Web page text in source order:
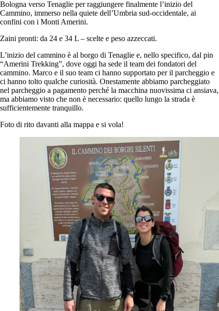
Bologna verso Tenaglie per raggiungere finalmente l’inizio del
Cammino, immerso nella quiete dell’Umbria sud-occidentale, ai
confini con i Monti Amerini.
Zaini pronti: da 24 e 34 L – scelte e peso azzeccati.
L’inizio del cammino è al borgo di Tenaglie e, nello specifico, dal pin
“Amerini Trekking”, dove oggi ha sede il team dei fondatori del
cammino. Marco e il suo team ci hanno supportato per il parcheggio e
ci hanno tolto qualche curiosità. Onestamente abbiamo parcheggiato
nel parcheggio a pagamento perché la macchina nuovissima ci ansiava,
ma abbiamo visto che non è necessario: quello lungo la strada è
sufficientemente tranquillo.
Foto di rito davanti alla mappa e si vola!